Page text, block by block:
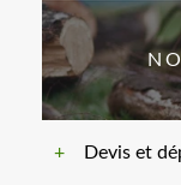
Devis et